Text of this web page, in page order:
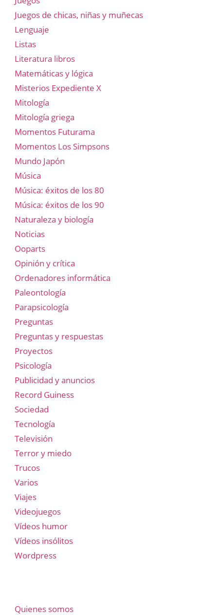
Juegos de chicas, niñas y muñecas
Lenguaje
Listas
Literatura libros
Matemáticas y lógica
Misterios Expediente X
Mitología
Mitología griega
Momentos Futurama
Momentos Los Simpsons
Mundo Japón
Música
Música: éxitos de los 80
Música: éxitos de los 90
Naturaleza y biología
Noticias
Ooparts
Opinión y crítica
Ordenadores informática
Paleontología
Parapsicología
Preguntas
Preguntas y respuestas
Proyectos
Psicología
Publicidad y anuncios
Record Guiness
Sociedad
Tecnología
Televisión
Terror y miedo
Trucos
Varios
Viajes
Videojuegos
Vídeos humor
Vídeos insólitos
Wordpress
Quienes somos